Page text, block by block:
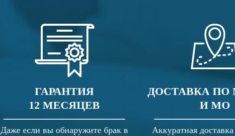
ГАРАНТИЯ
12 МЕСЯЦЕВ
Даже если вы обнаружите брак в
ДОСТАВКА ПО
И МО
Аккуратная